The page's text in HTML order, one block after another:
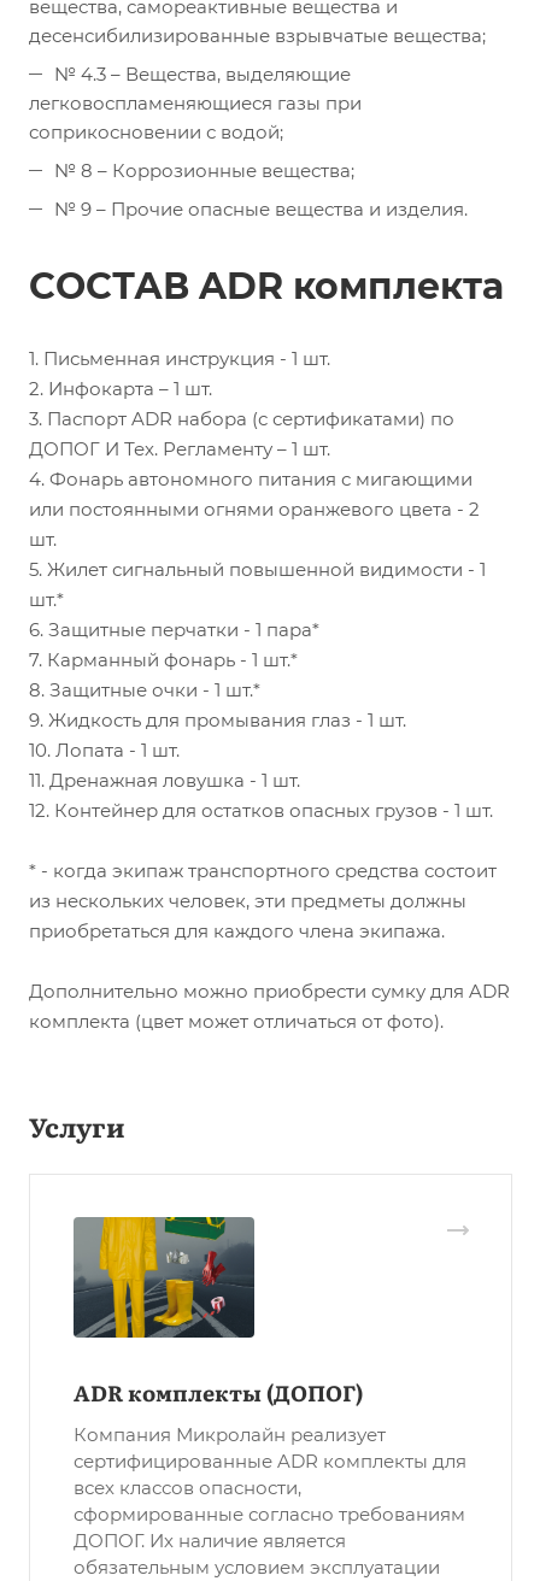
вещества, самореактивные вещества и
десенсибилизированные взрывчатые вещества;
№ 4.3 – Вещества, выделяющие
легковоспламеняющиеся газы при
соприкосновении с водой;
№ 8 – Коррозионные вещества;
№ 9 – Прочие опасные вещества и изделия.
СОСТАВ ADR комплекта
1. Письменная инструкция - 1 шт.
2. Инфокарта – 1 шт.
3. Паспорт ADR набора (с сертификатами) по
ДОПОГ И Тех. Регламенту – 1 шт.
4. Фонарь автономного питания с мигающими
или постоянными огнями оранжевого цвета - 2
шт.
5. Жилет сигнальный повышенной видимости - 1
шт.*
6. Защитные перчатки - 1 пара*
7. Карманный фонарь - 1 шт.*
8. Защитные очки - 1 шт.*
9. Жидкость для промывания глаз - 1 шт.
10. Лопата - 1 шт.
11. Дренажная ловушка - 1 шт.
12. Контейнер для остатков опасных грузов - 1 шт.
* - когда экипаж транспортного средства состоит
из нескольких человек, эти предметы должны
приобретаться для каждого члена экипажа.
Дополнительно можно приобрести сумку для ADR
комплекта (цвет может отличаться от фото).
Услуги
ADR комплекты (ДОПОГ)
Компания Микролайн реализует
сертифицированные ADR комплекты для
всех классов опасности,
сформированные согласно требованиям
ДОПОГ. Их наличие является
обязательным условием эксплуатации